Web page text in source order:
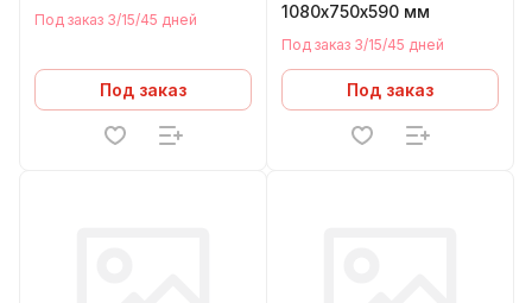
Под заказ 3/15/45 дней
Под заказ
1080х750х590 мм
Под заказ 3/15/45 дней
Под заказ